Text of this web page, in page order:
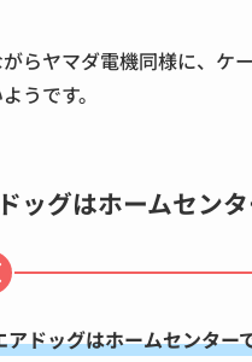
らヤマダ電機同様に、ケ
うです。
ッグはホームセン
アドッグはホームセンター